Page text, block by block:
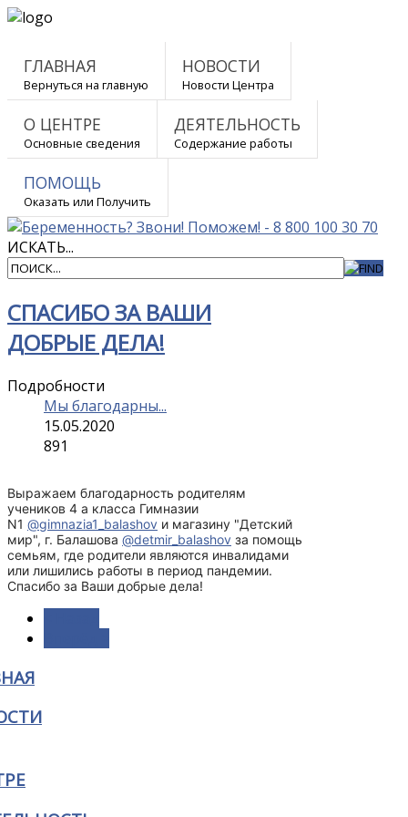
ГЛАВНАЯ
Вернуться на главную
НОВОСТИ
Новости Центра
О ЦЕНТРЕ
Основные сведения
ДЕЯТЕЛЬНОСТЬ
Содержание работы
ПОМОЩЬ
Оказать или Получить
ИСКАТЬ...
СПАСИБО ЗА ВАШИ
ДОБРЫЕ ДЕЛА!
Подробности
Мы благодарны...
15.05.2020
891
Выражаем благодарность родителям
учеников 4 а класса Гимназии
N1 @gimnazia1_balashov и магазину "Детский
мир", г. Балашова @detmir_balashov за помощь
семьям, где родители являются инвалидами
или лишились работы в период пандемии.
Спасибо за Ваши добрые дела!